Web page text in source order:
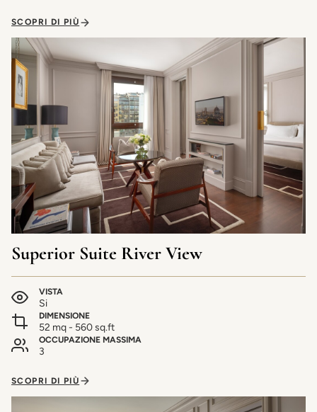
SCOPRI DI PIÙ
Superior Suite River View
VISTA
Si
DIMENSIONE
52 mq - 560 sq.ft
OCCUPAZIONE MASSIMA
3
SCOPRI DI PIÙ